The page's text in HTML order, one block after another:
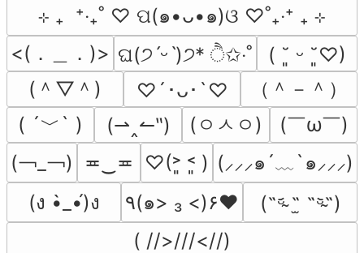
⊹ ₊  ⁺‧₊˚ ♡ ପ(๑•ᴗ•๑)ଓ ♡˚₊‧⁺ ₊ ⊹
<(．＿．)> ଘ(੭ˊᵕˋ)੭* ੈ✩‧˚
( ˘͈ ᵕ ˘͈♡)
(＾▽＾)
♡´･ᴗ･`♡
（＾－＾）
( ´﹀` )
(⇀‸↼‶) (ㅇㅅㅇ)
(￣ω￣﻿)
(￢_￢)
≖‿≖ ♡(˃͈ ˂͈ ) (⸝⸝⸝๑´﹏`๑⸝⸝⸝)
(ง •̀_•́)ง
٩(๑> ₃ <)۶♥
(˵ᵕ̴᷄ ˶̫ ˶ᵕ̴᷅˵)
( //>///<//)